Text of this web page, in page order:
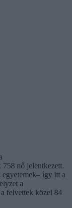
nő jelentkezett.
így itt a
a
felvettek közel 84